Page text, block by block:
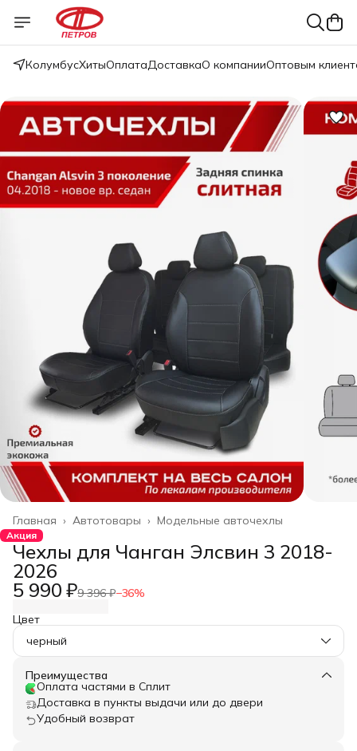
КолумбусХитыОплатаДоставкаО компанииОптовым
Модельные авточехлы
Автотовары ›
Главная ›
Акция
Чехлы для Чанган Элсвин 3 2018-
2026
5 990 ₽9 396 ₽−36%
Цвет
черный
Преимущества
Оплата частями в Сплит
Доставка в пункты выдачи или до двери
Удобный возврат